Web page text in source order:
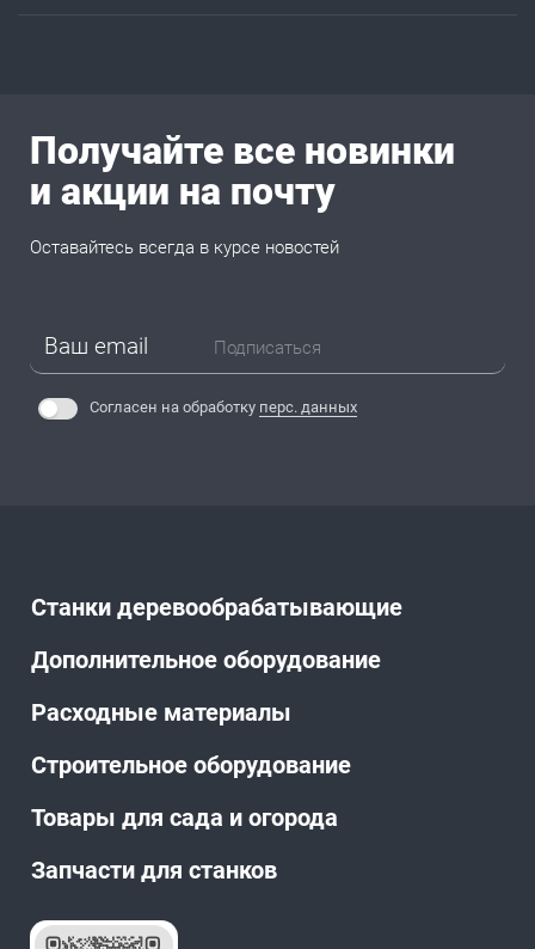
Станки деревообрабатывающие
Дополнительное оборудование
Расходные материалы
Строительное оборудование
Товары для сада и огорода
Запчасти для станков
Получайте все новинки
и акции на почту
Оставайтесь всегда в курсе новостей
Подписаться
Согласен на обработку перс. данных